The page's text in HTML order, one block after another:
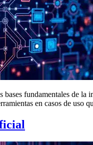
bases fundamentales de
en casos de uso